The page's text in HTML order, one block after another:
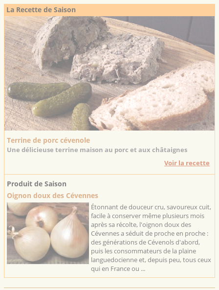
La Recette de Saison
Terrine de porc cévenole
Une délicieuse terrine maison au porc et aux châtaignes
Voir la recette
Produit de Saison
Oignon doux des Cévennes
Étonnant de douceur cru, savoureux cuit,
facile à conserver même plusieurs mois
après sa récolte, l'oignon doux des
Cévennes a séduit de proche en proche :
des générations de Cévenols d'abord,
puis les consommateurs de la plaine
languedocienne et, depuis peu, tous ceux
qui en France ou ...